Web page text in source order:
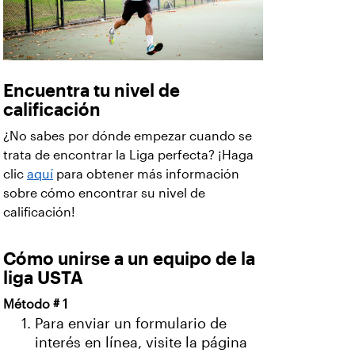
Encuentra tu nivel de
calificación
¿No sabes por dónde empezar cuando se
trata de encontrar la Liga perfecta? ¡Haga
clic aquí para obtener más información
sobre cómo encontrar su nivel de
calificación!
Cómo unirse a un equipo de la
liga USTA
Método # 1
Para enviar un formulario de
interés en línea, visite la página